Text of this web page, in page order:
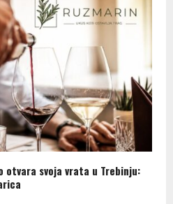
otvara svoja vrata u Trebinju: